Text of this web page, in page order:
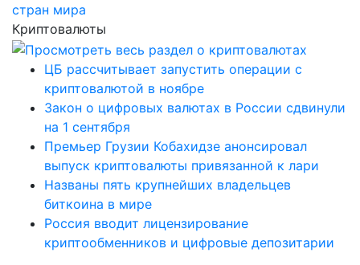
стран мира
Криптовалюты
ЦБ рассчитывает запустить операции с
криптовалютой в ноябре
Закон о цифровых валютах в России сдвинули
на 1 сентября
Премьер Грузии Кобахидзе анонсировал
выпуск криптовалюты привязанной к лари
Названы пять крупнейших владельцев
биткоина в мире
Россия вводит лицензирование
криптообменников и цифровые депозитарии